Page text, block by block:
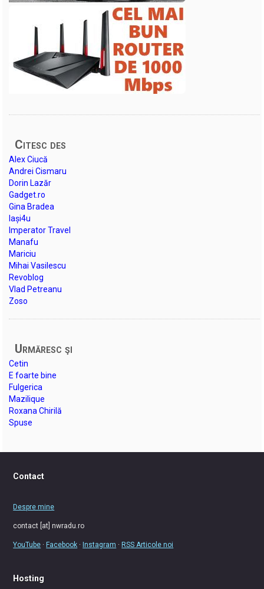
Citesc des
Alex Ciucă
Andrei Cismaru
Dorin Lazăr
Gadget.ro
Gina Bradea
Iași4u
Imperator Travel
Manafu
Mariciu
Mihai Vasilescu
Revoblog
Vlad Petreanu
Zoso
Urmăresc şi
Cetin
E foarte bine
Fulgerica
Mazilique
Roxana Chirilă
Spuse
Contact
Despre mine
contact [at] nwradu.ro
YouTube ·Facebook ·Instagram ·RSS Articole noi
Hosting